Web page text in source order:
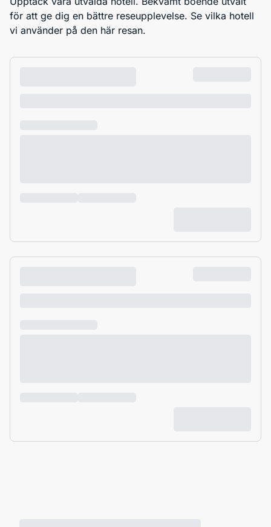
för att ge dig en bättre reseupplevelse. Se vilka hotell
vi använder på den här resan.